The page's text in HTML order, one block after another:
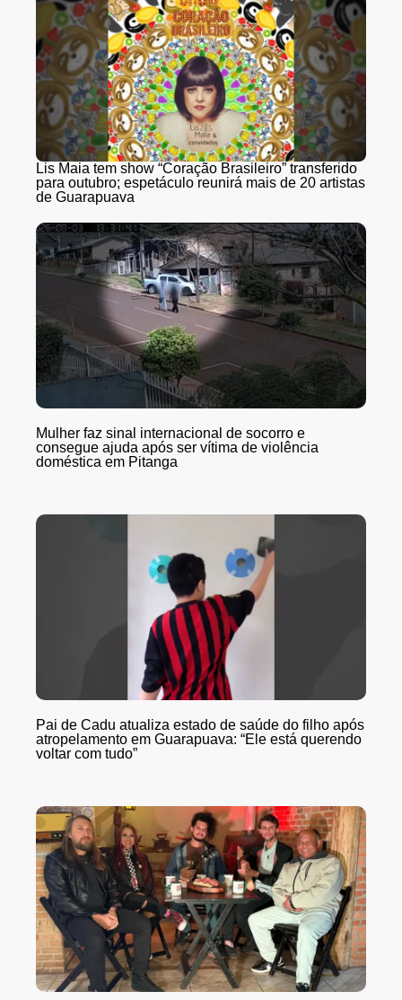
Lis Maia tem show “Coração Brasileiro” transferido
para outubro; espetáculo reunirá mais de 20 artistas
de Guarapuava
Mulher faz sinal internacional de socorro e
consegue ajuda após ser vítima de violência
doméstica em Pitanga
Pai de Cadu atualiza estado de saúde do filho após
atropelamento em Guarapuava: “Ele está querendo
voltar com tudo”